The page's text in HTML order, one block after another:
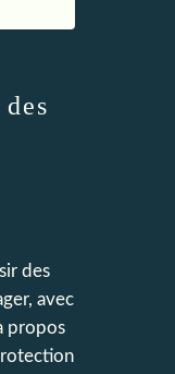
des
avec
propos